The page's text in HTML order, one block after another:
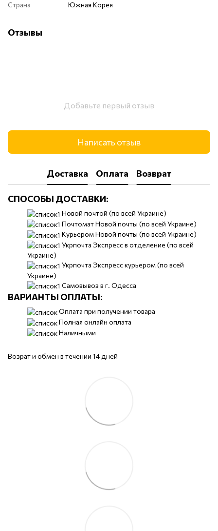
Страна Южная Корея
Отзывы
Добавьте первый отзыв
Написать отзыв
Доставка Оплата Возврат
СПОСОБЫ ДОСТАВКИ:
​​Новой почтой (по всей Украине)
Почтомат Новой почты (по всей Украине)
Курьером Новой почты (по всей Украине)
Укрпочта Экспресс в отделение (по всей
Украине)
Укрпочта Экспресс курьером (по всей
Украине)
Самовывоз в г. Одесса
ВАРИАНТЫ ОПЛАТЫ:
Оплата при получении товара
Полная онлайн оплата
Наличными
Возрат и обмен в течении 14 дней